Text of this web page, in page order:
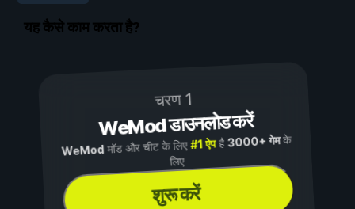
यह कैसे काम करता है?
चरण 1
WeMod डाउनलोड करें
WeMod मॉड और चीट के लिए#1 ऐपहै3000+ गेमके
लिए
शुरू करें